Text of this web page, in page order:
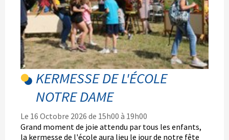
KERMESSE DE L'ÉCOLE
NOTRE DAME
Le 16 Octobre 2026 de 15h00 à 19h00
Grand moment de joie attendu par tous les enfants,
la kermesse de l'école aura lieu le jour de notre fête